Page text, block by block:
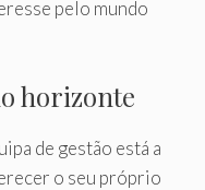
pelo mundo
horizonte
de gestão está a
o seu próprio